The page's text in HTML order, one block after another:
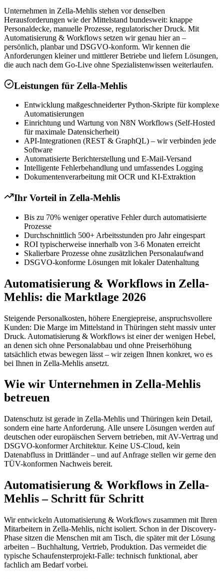
Unternehmen in Zella-Mehlis stehen vor denselben
Herausforderungen wie der Mittelstand bundesweit: knappe
Personaldecke, manuelle Prozesse, regulatorischer Druck. Mit
Automatisierung & Workflows setzen wir genau hier an –
persönlich, planbar und DSGVO-konform. Wir kennen die
Anforderungen kleiner und mittlerer Betriebe und liefern Lösungen,
die auch nach dem Go-Live ohne Spezialistenwissen weiterlaufen.
Leistungen für Zella-Mehlis
Entwicklung maßgeschneiderter Python-Skripte für komplexe
Automatisierungen
Einrichtung und Wartung von N8N Workflows (Self-Hosted
für maximale Datensicherheit)
API-Integrationen (REST & GraphQL) – wir verbinden jede
Software
Automatisierte Berichterstellung und E-Mail-Versand
Intelligente Fehlerbehandlung und umfassendes Logging
Dokumentenverarbeitung mit OCR und KI-Extraktion
Ihr Vorteil in Zella-Mehlis
Bis zu 70% weniger operative Fehler durch automatisierte
Prozesse
Durchschnittlich 500+ Arbeitsstunden pro Jahr eingespart
ROI typischerweise innerhalb von 3-6 Monaten erreicht
Skalierbare Prozesse ohne zusätzlichen Personalaufwand
DSGVO-konforme Lösungen mit lokaler Datenhaltung
Automatisierung & Workflows in Zella-
Mehlis: die Marktlage 2026
Steigende Personalkosten, höhere Energiepreise, anspruchsvollere
Kunden: Die Marge im Mittelstand in Thüringen steht massiv unter
Druck. Automatisierung & Workflows ist einer der wenigen Hebel,
an denen sich ohne Personalabbau und ohne Preiserhöhung
tatsächlich etwas bewegen lässt – wir zeigen Ihnen konkret, wo es
bei Ihnen in Zella-Mehlis ansetzt.
Wie wir Unternehmen in Zella-Mehlis
betreuen
Datenschutz ist gerade in Zella-Mehlis und Thüringen kein Detail,
sondern eine harte Anforderung. Alle unsere Lösungen werden auf
deutschen oder europäischen Servern betrieben, mit AV-Vertrag und
DSGVO-konformer Architektur. Keine US-Cloud, kein
Datenabfluss in Drittländer – und auf Anfrage stellen wir gerne den
TÜV-konformen Nachweis bereit.
Automatisierung & Workflows in Zella-
Mehlis – Schritt für Schritt
Wir entwickeln Automatisierung & Workflows zusammen mit Ihren
Mitarbeitern in Zella-Mehlis, nicht isoliert. Schon in der Discovery-
Phase sitzen die Menschen mit am Tisch, die später mit der Lösung
arbeiten – Buchhaltung, Vertrieb, Produktion. Das vermeidet die
typische Schaufensterprojekt-Falle: technisch funktional, aber
fachlich am Bedarf vorbei.